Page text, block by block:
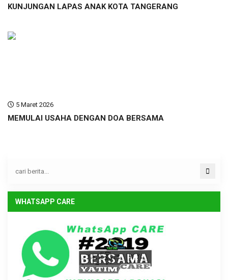
KUNJUNGAN LAPAS ANAK KOTA TANGERANG
5 Maret 2026
MEMULAI USAHA DENGAN DOA BERSAMA
WHATSAPP CARE